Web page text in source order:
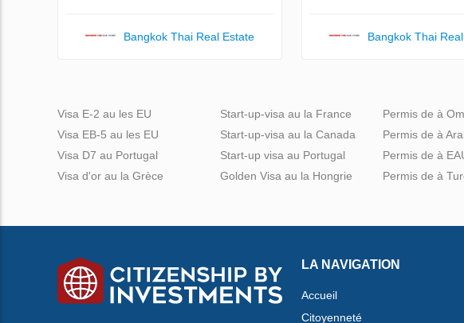
Bangkok Thai Real Estate Bangkok Thai
Visa E-2 au les EU
Visa EB-5 au les EU
Visa D7 au Portugal
Visa d'or au la Grèce
Start-up-visa au la France
Start-up-visa au la Canada
Start-up visa au Portugal
Golden Visa au la Hongrie
Permis de à
Permis de à
Permis de à
Permis de à
LA NAVIGATION
Accueil
Citoyenneté